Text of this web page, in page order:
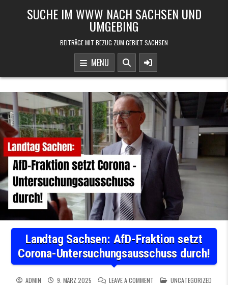
SUCHE IM WWW NACH SACHSEN UND
UMGEBING
BEITRÄGE MIT BEZUG ZUM GEBIET SACHSEN
MENU
Landtag Sachsen: AfD-Fraktion setzt
Corona-Untersuchungsausschuss durch!
ADMIN 9. MÄRZ 2025 LEAVE A COMMENT ON LANDTAG SACHSEN:
POSTED IN
UNCATEGORIZED